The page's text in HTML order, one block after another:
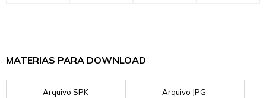
MATERIAS PARA DOWNLOAD
Arquivo SPK Arquivo JPG